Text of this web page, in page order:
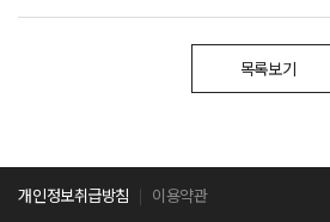
목록보기
개인정보취급방침 이용약관
민주노총